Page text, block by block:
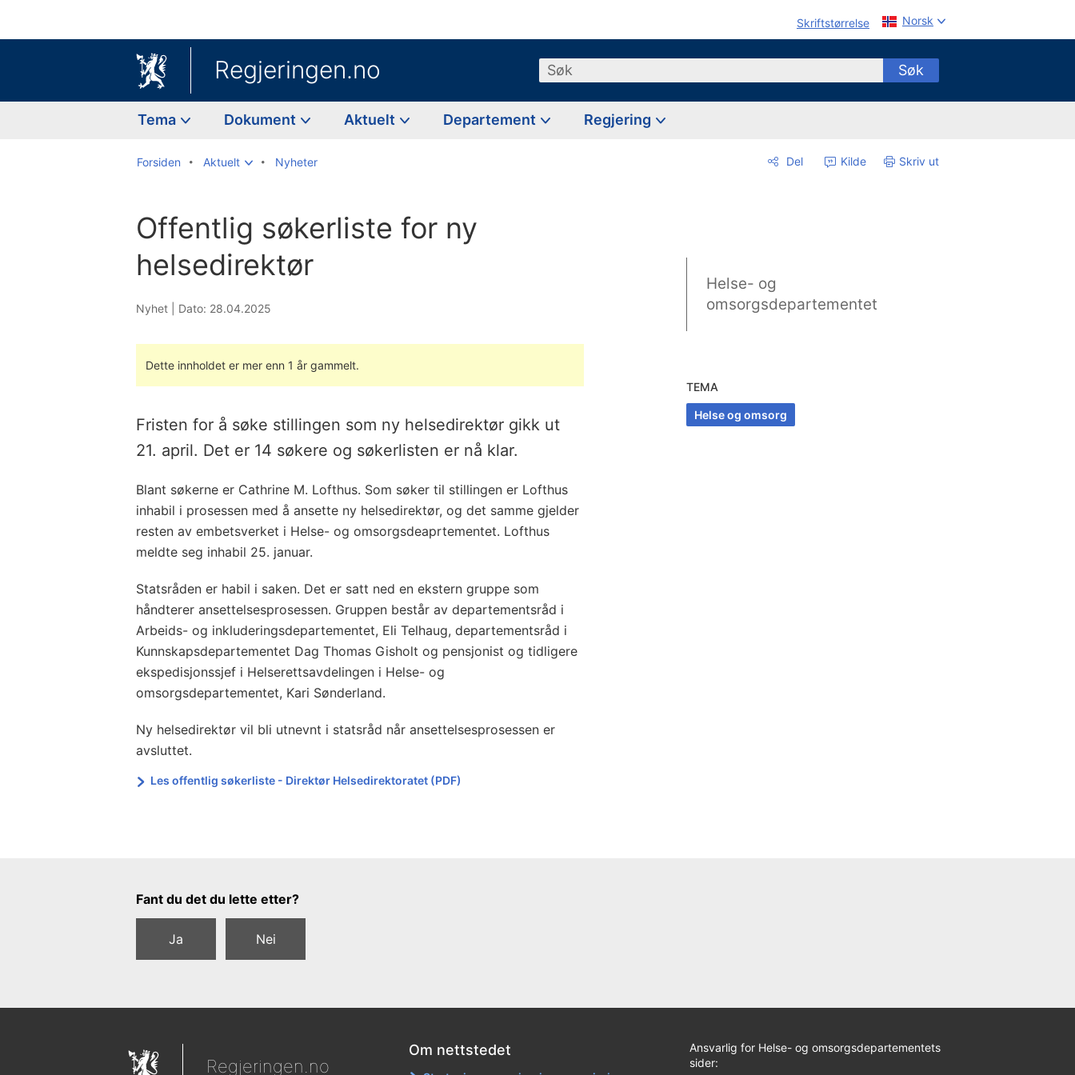
Skriftstørrelse Norsk
Regjeringen.no Søk Søk
Tema Dokument Aktuelt Departement Regjering
Forsiden Aktuelt Nyheter Del Kilde Skriv ut
Offentlig søkerliste for ny
helsedirektør
Nyhet | Dato: 28.04.2025
Dette innholdet er mer enn 1 år gammelt.
Fristen for å søke stillingen som ny helsedirektør gikk ut
21. april. Det er 14 søkere og søkerlisten er nå klar.
Blant søkerne er Cathrine M. Lofthus. Som søker til stillingen er Lofthus
inhabil i prosessen med å ansette ny helsedirektør, og det samme gjelder
resten av embetsverket i Helse- og omsorgsdeaprtementet. Lofthus
meldte seg inhabil 25. januar.
Statsråden er habil i saken. Det er satt ned en ekstern gruppe som
håndterer ansettelsesprosessen. Gruppen består av departementsråd i
Arbeids- og inkluderingsdepartementet, Eli Telhaug, departementsråd i
Kunnskapsdepartementet Dag Thomas Gisholt og pensjonist og tidligere
ekspedisjonssjef i Helserettsavdelingen i Helse- og
omsorgsdepartementet, Kari Sønderland.
Ny helsedirektør vil bli utnevnt i statsråd når ansettelsesprosessen er
avsluttet.
Les offentlig søkerliste - Direktør Helsedirektoratet (PDF)
Helse- og
omsorgsdepartementet
TEMA
Helse og omsorg
Tilbakemeldingsskjema
Fant du det du lette etter?
Ja Nei
Regjeringen.no
Om nettstedet
Ansvarlig for Helse- og omsorgsdepartementets
sider: